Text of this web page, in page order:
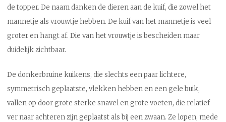
de topper. De naam danken de dieren aan de kuif, die zowel het
mannetje als vrouwtje hebben. De kuif van het mannetje is veel
groter en hangt af. Die van het vrouwtje is bescheiden maar
duidelijk zichtbaar.
De donkerbruine kuikens, die slechts een paar lichtere,
symmetrisch geplaatste, vlekken hebben en een gele buik,
vallen op door grote sterke snavel en grote voeten, die relatief
ver naar achteren zijn geplaatst als bij een zwaan. Ze lopen, mede